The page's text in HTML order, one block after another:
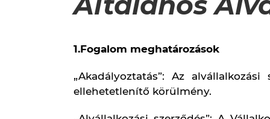
javítási, karbantartási, gyártási,
amely a Vállalkozó megrendelője
„Ptk.”: A Polgári Törvénykönyvről
„Többletmunka”: A Vállalkozó